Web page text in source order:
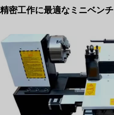
精密工作に最適なミニベン